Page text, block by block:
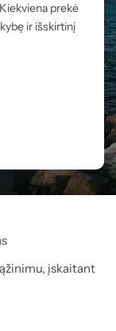
prekė
ir išskirtinį
įskaitant